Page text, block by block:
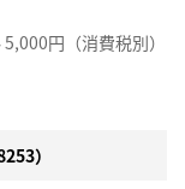
円（消費税別）
）